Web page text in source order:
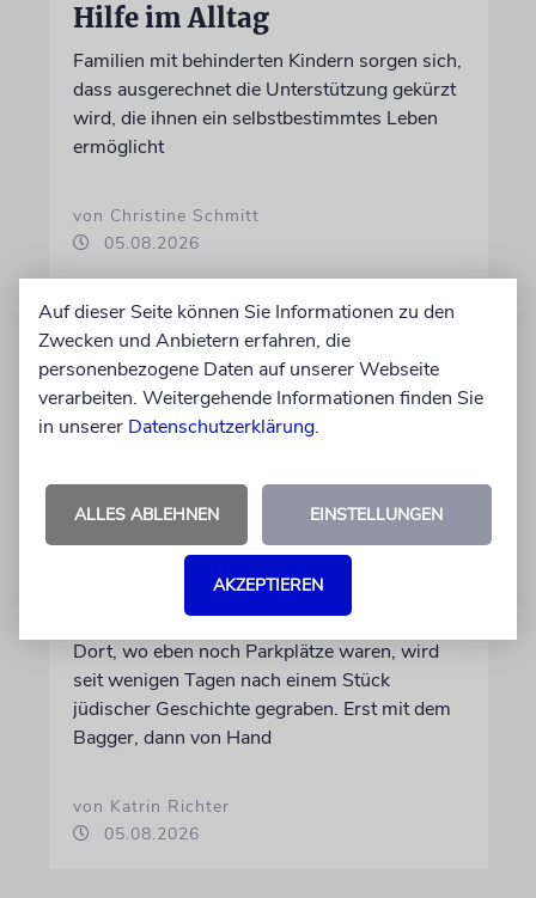
Hilfe im Alltag
Familien mit behinderten Kindern sorgen sich,
dass ausgerechnet die Unterstützung gekürzt
wird, die ihnen ein selbstbestimmtes Leben
ermöglicht
von Christine Schmitt
05.08.2026
Schicht um Schicht
Dort, wo eben noch Parkplätze waren, wird
seit wenigen Tagen nach einem Stück
jüdischer Geschichte gegraben. Erst mit dem
Bagger, dann von Hand
von Katrin Richter
05.08.2026
Auf dieser Seite können Sie Informationen zu den
Zwecken und Anbietern erfahren, die
personenbezogene Daten auf unserer Webseite
verarbeiten. Weitergehende Informationen finden Sie
in unserer Datenschutzerklärung.
ALLES ABLEHNEN EINSTELLUNGEN
AKZEPTIEREN